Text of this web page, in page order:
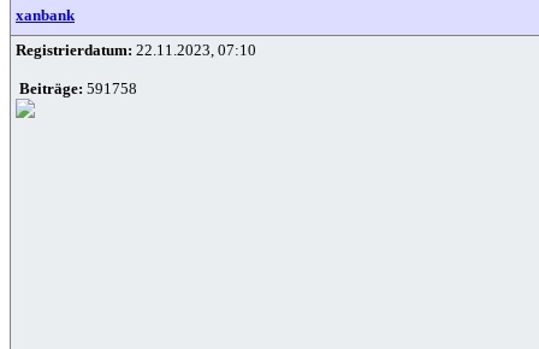
xanbank
Registrierdatum: 22.11.2023, 07:10
Beiträge: 591758